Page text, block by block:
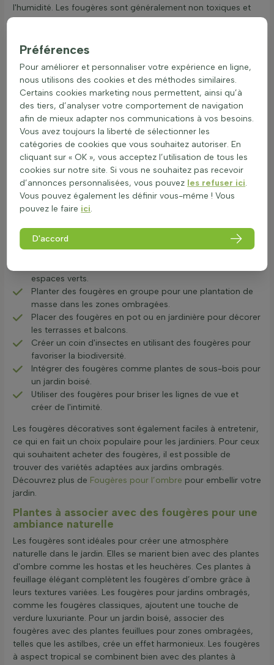
l'humidité. Les fougères sont généralement non toxiques et
sûres pour les enfants et les animaux domestiques, ce qui les
important dans la biodiversité. Elles offrent des habitats
augmentent la résistance des jardins aux maladies. Les
fougères pour mi-ombre, comme celles mentionnées dans
fougères pour mi-ombre, sont particulièrement appréciées
pour leur capacité à fournir de la nourriture et des abris aux
animaux. Les fougères classiques et les variétés de fougères
vivaces sont des choix populaires pour créer des bordures
vertes et des jardins boisés.
Où et comment utiliser des fougères dans
votre jardin ?
Les fougères sont des plantes de sous-bois idéales pour
créer une ambiance tropicale dans le jardin. Elles sont
luxuriant. Voici quelques idées pour intégrer les fougères
dans votre espace extérieur :
espaces verts.
Planter des fougères en groupe pour une plantation de
masse dans les zones ombragées.
Placer des fougères en pot ou en jardinière pour décorer
les terrasses et balcons.
Créer un coin d'insectes en utilisant des fougères pour
favoriser la biodiversité.
Intégrer des fougères comme plantes de sous-bois pour
un jardin boisé.
Utiliser des fougères pour briser les lignes de vue et
créer de l'intimité.
Les fougères décoratives sont également faciles à entretenir,
ce qui en fait un choix populaire pour les jardiniers. Pour ceux
qui souhaitent acheter des fougères, il est possible de
trouver des variétés adaptées aux jardins ombragés.
Découvrez plus de Fougères pour l’ombre pour embellir votre
jardin.
Plantes à associer avec des fougères pour une
ambiance naturelle
Les fougères sont idéales pour créer une atmosphère
naturelle dans le jardin. Elles se marient bien avec des plantes
d'ombre comme les hostas et les heuchères. Ces plantes à
feuillage élégant complètent les fougères d’ombre grâce à
leurs textures variées. Les fougères pour jardins ombragés,
comme les fougères classiques, ajoutent une touche de
verdure luxuriante. Pour un jardin boisé, associer des
fougères avec des plantes feuillues pour zones ombragées,
telles que les astilbes, crée un effet harmonieux. Les fougères
à aspect tropical se combinent bien avec des plantes à
Préférences
Pour améliorer et personnaliser votre expérience en ligne,
nous utilisons des cookies et des méthodes similaires.
Certains cookies marketing nous permettent, ainsi qu’à
des tiers, d’analyser votre comportement de navigation
afin de mieux adapter nos communications à vos besoins.
Vous avez toujours la liberté de sélectionner les
catégories de cookies que vous souhaitez autoriser. En
cliquant sur « OK », vous acceptez l’utilisation de tous les
cookies sur notre site. Si vous ne souhaitez pas recevoir
d’annonces personnalisées, vous pouvez les refuser ici.
Vous pouvez également les définir vous-même ! Vous
pouvez le faire ici.
D'accord